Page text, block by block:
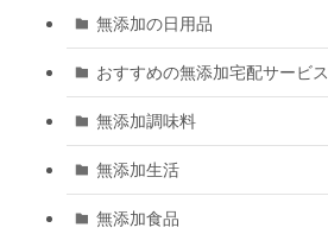
無添加の日用品
おすすめの無添加宅配サービス
無添加調味料
無添加生活
無添加食品